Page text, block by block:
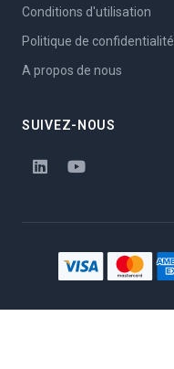
Conditions d'utilisation
Politique de confidentialité
A propos de nous
SUIVEZ-NOUS